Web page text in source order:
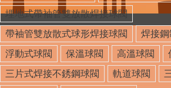
埋地式帶袖管雙放散焊接球閥
帶袖管雙放散式球形焊接球閥
焊接鋼
浮動式球閥
保溫球閥 高溫球閥
三片式焊接不銹鋼球閥
軌道球閥